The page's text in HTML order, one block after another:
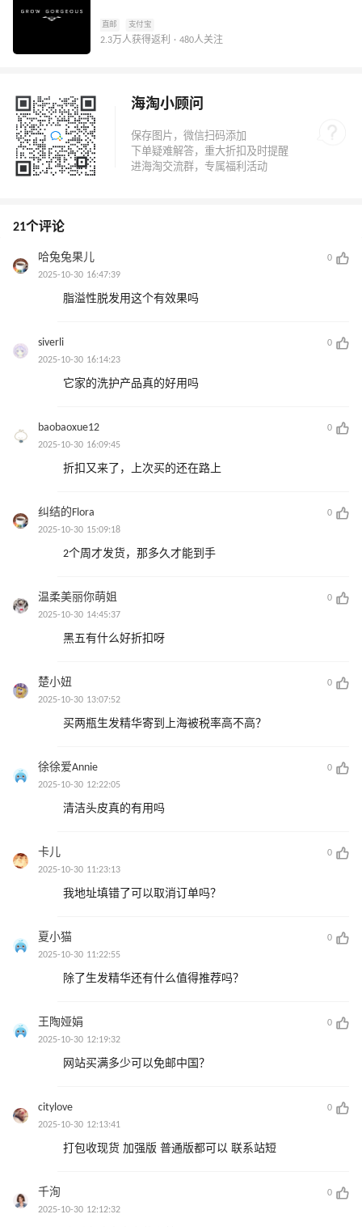
直邮 支付宝
2.3万人获得返利 · 480人关注
海淘小顾问
21个评论
哈兔兔果儿
0
2025-10-30 16:47:39
脂溢性脱发用这个有效果吗
siverli
0
2025-10-30 16:14:23
它家的洗护产品真的好用吗
baobaoxue12
0
2025-10-30 16:09:45
折扣又来了，上次买的还在路上
纠结的Flora
0
2025-10-30 15:09:18
2个周才发货，那多久才能到手
温柔美丽你萌姐
0
2025-10-30 14:45:37
黑五有什么好折扣呀
楚小妞
0
2025-10-30 13:07:52
买两瓶生发精华寄到上海被税率高不高？
徐徐爱Annie
0
2025-10-30 12:22:05
清洁头皮真的有用吗
卡儿
0
2025-10-30 11:23:13
我地址填错了可以取消订单吗？
夏小猫
0
2025-10-30 11:22:55
除了生发精华还有什么值得推荐吗？
王陶娅娟
0
2025-10-30 12:19:32
网站买满多少可以免邮中国？
citylove
0
2025-10-30 12:13:41
打包收现货 加强版 普通版都可以 联系站短
千洵
0
2025-10-30 12:12:32